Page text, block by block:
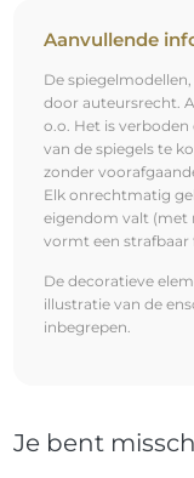
Aanvullende
De
door auteursrecht.
o.o. Het is
van de spiegels te
zonder
Elk onrechtmatig
eigendom valt (met
vormt een strafbaar
De decoratieve
illustratie van de
inbegrepen.
Je bent